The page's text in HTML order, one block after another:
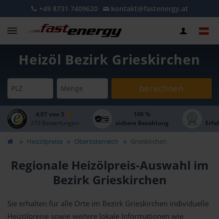
+49 8731 7409620 kontakt@fastenergy.at
Heizöl Bezirk Grieskirchen
PLZ Menge berechnen
4,97 von 5
270 Bewertungen
100 %
sichere Bezahlung
Heizölpreise Oberösterreich Grieskirchen
Regionale Heizölpreis-Auswahl im
Bezirk Grieskirchen
Sie erhalten für alle Orte im Bezirk Grieskirchen individuelle
Heizölpreise sowie weitere lokale Informationen wie